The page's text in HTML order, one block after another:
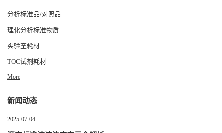
分析标准品/对照品
理化分析标准物质
实验室耗材
TOC试剂耗材
More
新闻动态
2025-07-04